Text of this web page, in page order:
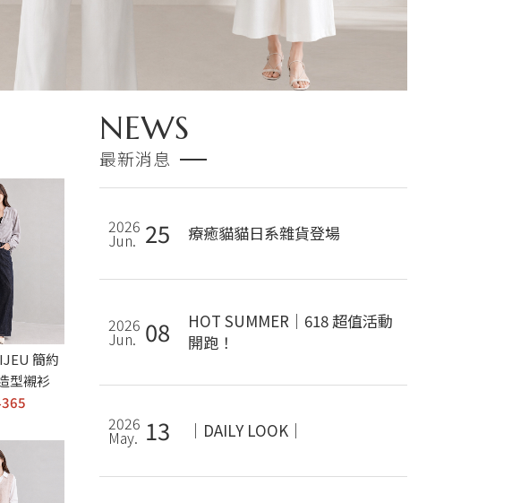
簡約
型襯衫
NEWS
最新消息
2026
Jun. 25 療癒貓貓日系雜貨登場
2026
Jun. 08
HOT SUMMER｜618 超值活動
開跑！
2026
May. 13 ｜DAILY LOOK｜